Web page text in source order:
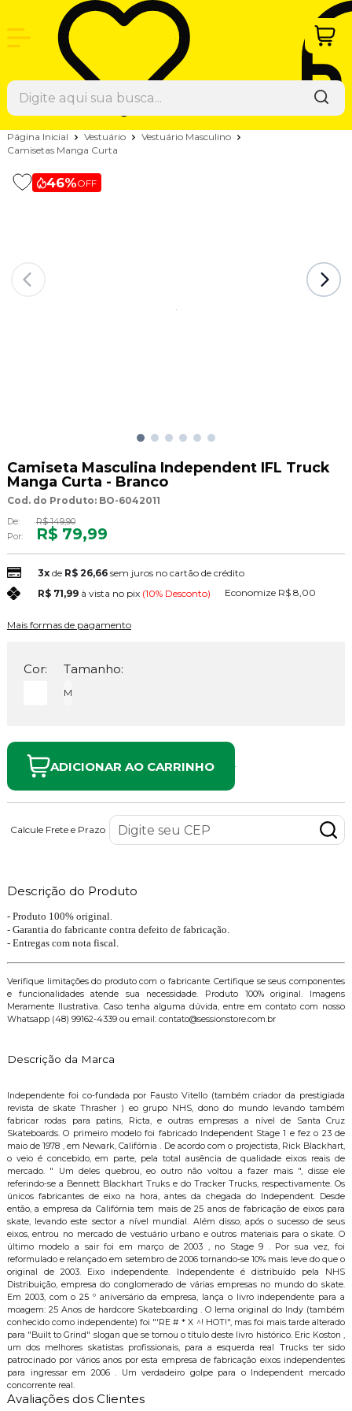
Página Inicial Vestuário
Vestuário Masculino
Camisetas Manga Curta
46%OFF
Camiseta Masculina Independent IFL Truck
Manga Curta - Branco
Cod. do Produto: BO-6042011
De:
R$ 149,90
Por:
R$ 79,99
3xde R$ 26,66 sem juros no cartão de crédito
R$ 71,99 à vista no pix (10% Desconto) Economize R$ 8,00
Mais formas de pagamento
Cor: Tamanho:
M
ADICIONAR AO CARRINHO
Calcule Frete e Prazo
Descrição do Produto
- Produto 100% original.
- Garantia do fabricante contra defeito de fabricação.
- Entregas com nota fiscal.
Verifique limitações do produto com o fabricante. Certifique se seus componentes
e funcionalidades atende sua necessidade. Produto 100% original. Imagens
Meramente Ilustrativa. Caso tenha alguma dúvida, entre em contato com nosso
Whatsapp (48) 99162-4339 ou email: contato@sessionstore.com.br
Descrição da Marca
Independente foi co-fundada por Fausto Vitello (também criador da prestigiada
revista de skate Thrasher ) eo grupo NHS, dono do mundo levando também
fabricar rodas para patins, Ricta, e outras empresas a nível de Santa Cruz
Skateboards. O primeiro modelo foi fabricado Independent Stage 1 e fez o 23 de
maio de 1978 , em Newark, Califórnia . De acordo com o projectista, Rick Blackhart,
o veio é concebido, em parte, pela total ausência de qualidade eixos reais de
mercado. " Um deles quebrou, eo outro não voltou a fazer mais ", disse ele
referindo-se a Bennett Blackhart Truks e do Tracker Trucks, respectivamente. Os
únicos fabricantes de eixo na hora, antes da chegada do Independent. Desde
então, a empresa da Califórnia tem mais de 25 anos de fabricação de eixos para
skate, levando este sector a nível mundial. Além disso, após o sucesso de seus
eixos, entrou no mercado de vestuário urbano e outros materiais para o skate. O
último modelo a sair foi em março de 2003 , no Stage 9 . Por sua vez, foi
reformulado e relançado em setembro de 2006 tornando-se 10% mais leve do que o
original de 2003. Eixo independente. Independente é distribuído pela NHS
Distribuição, empresa do conglomerado de várias empresas no mundo do skate.
Em 2003, com o 25 º aniversário da empresa, lança o livro independente para a
moagem: 25 Anos de hardcore Skateboarding . O lema original do Indy (também
conhecido como independente) foi "'RE # * X ^! HOT!", mas foi mais tarde alterado
para "Built to Grind" slogan que se tornou o título deste livro histórico. Eric Koston ,
um dos melhores skatistas profissionais, para a esquerda real Trucks ter sido
patrocinado por vários anos por esta empresa de fabricação eixos independentes
para ingressar em 2006 . Um verdadeiro golpe para o Independent mercado
concorrente real.
Avaliações dos Clientes